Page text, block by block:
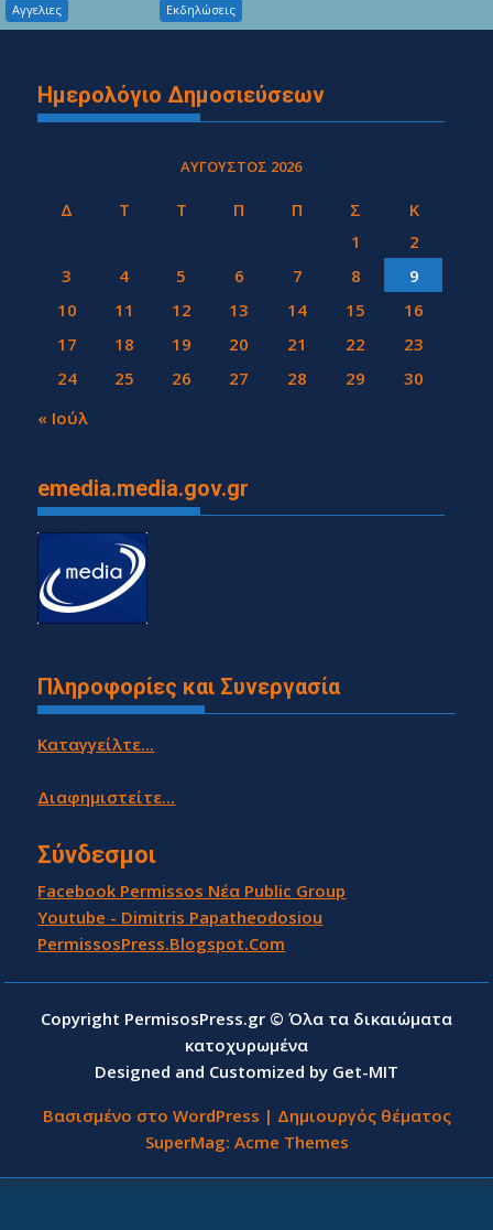
Αγγελιες Εκδηλώσεις
Ημερολόγιο Δημοσιεύσεων
ΑΎΓΟΥΣΤΟΣ 2026
Δ Τ Τ Π Π Σ
Κ
1
2
3
4 5 6 7 8
9
10
11 12 13 14 15
16
17
18 19 20 21 22
23
24
25 26 27 28 29
30
31
« Ιούλ
emedia.media.gov.gr
Πληροφορίες και Συνεργασία
Καταγγείλτε...
Διαφημιστείτε...
Σύνδεσμοι
Facebook Permissos Νέα Public Group
Youtube - Dimitris Papatheodosiou
PermissosPress.Blogspot.Com
Copyright PermisosPress.gr © Όλα τα δικαιώματα
κατοχυρωμένα
Designed and Customized by Get-MIT
Βασισμένο στο WordPress | Δημιουργός θέματος
SuperMag: Acme Themes